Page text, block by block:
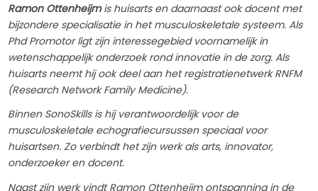
Ramon Ottenheijmis huisarts en daarnaast ook docent met
bijzondere specialisatie in het musculoskeletale systeem. Als
Phd Promotor ligt zijn interessegebied voornamelijk in
wetenschappelijk onderzoek rond innovatie in de zorg. Als
huisarts neemt hij ook deel aan het registratienetwerk RNFM
(Research Network Family Medicine).
Binnen SonoSkills is hij verantwoordelijk voor de
musculoskeletale echografiecursussen speciaal voor
huisartsen. Zo verbindt het zijn werk als arts, innovator,
onderzoeker en docent.
Naast zijn werk vindt Ramon Ottenheijm ontspanning in de